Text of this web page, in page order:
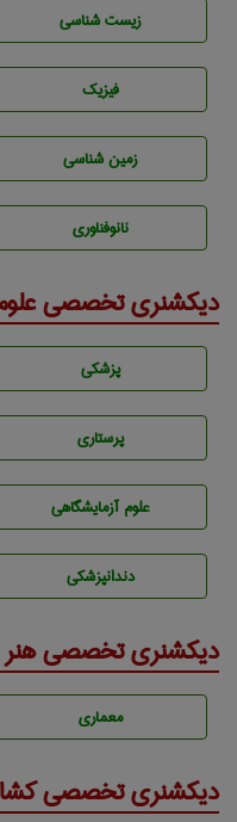
زيست شناسی
فیزیک
زمين شناسی
نانوفناوری
دیکشنری تخصصی
پزشكی
پرستاری
علوم آزمايشگاهی
دندانپزشكی
دیکشنری تخصصی هنر
معماری
دیکشنری تخصصی